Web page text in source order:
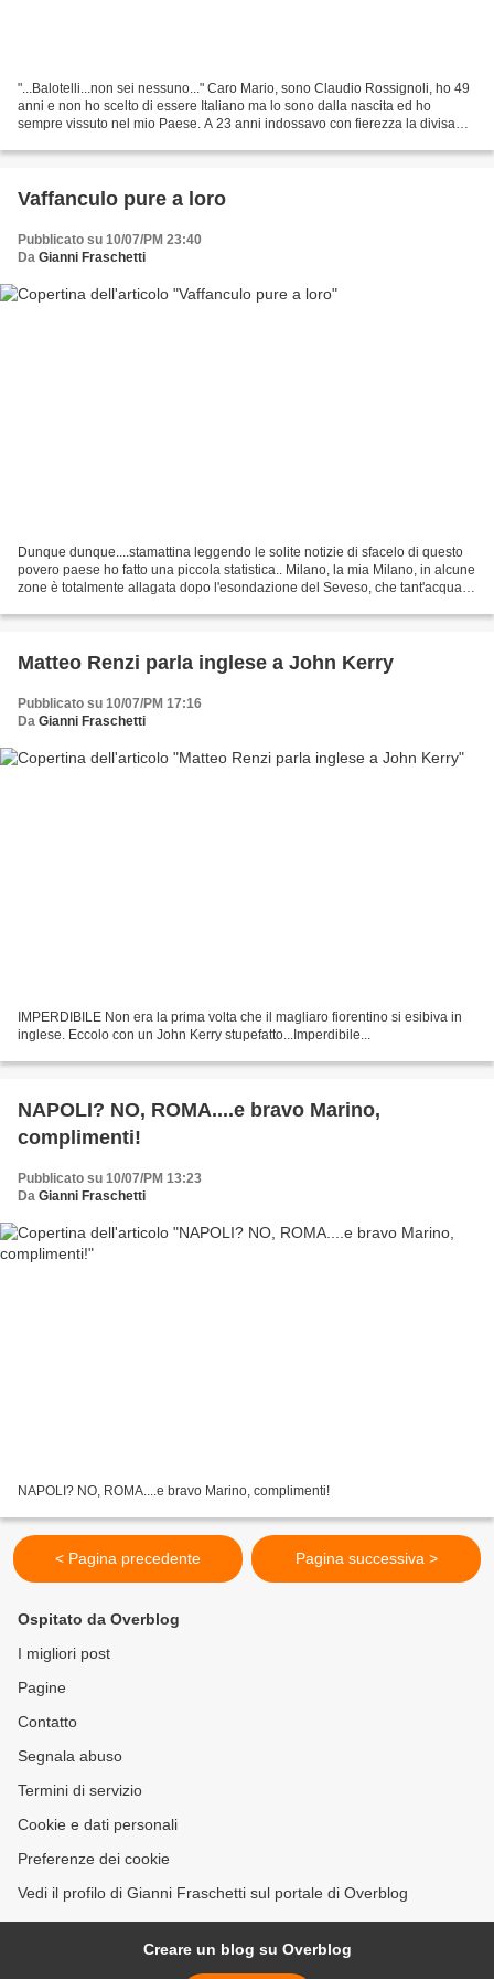
"...Balotelli...non sei nessuno..." Caro Mario, sono Claudio Rossignoli, ho 49
anni e non ho scelto di essere Italiano ma lo sono dalla nascita ed ho
sempre vissuto nel mio Paese. A 23 anni indossavo con fierezza la divisa
Vaffanculo pure a loro
Pubblicato su 10/07/PM 23:40
Da Gianni Fraschetti
Dunque dunque....stamattina leggendo le solite notizie di sfacelo di questo
povero paese ho fatto una piccola statistica.. Milano, la mia Milano, in alcune
zone è totalmente allagata dopo l'esondazione del Seveso, che tant'acqua
Matteo Renzi parla inglese a John Kerry
Pubblicato su 10/07/PM 17:16
Da Gianni Fraschetti
IMPERDIBILE Non era la prima volta che il magliaro fiorentino si esibiva in
inglese. Eccolo con un John Kerry stupefatto...Imperdibile...
NAPOLI? NO, ROMA....e bravo Marino,
complimenti!
Pubblicato su 10/07/PM 13:23
Da Gianni Fraschetti
NAPOLI? NO, ROMA....e bravo Marino, complimenti!
< Pagina precedente Pagina successiva >
Ospitato da Overblog
I migliori post
Pagine
Contatto
Segnala abuso
Termini di servizio
Cookie e dati personali
Preferenze dei cookie
Vedi il profilo di Gianni Fraschetti sul portale di Overblog
Creare un blog su Overblog